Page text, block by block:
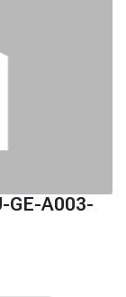
GE-A003-